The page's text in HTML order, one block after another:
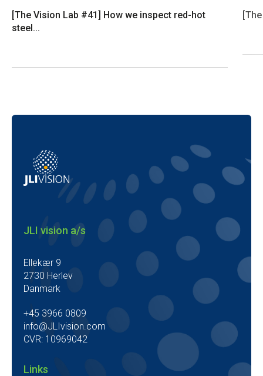
[The Vision Lab #41] How we inspect red-hot
steel...
JLI vision a/s
Ellekær 9
2730 Herlev
Danmark
+45 3966 0809
info@JLIvision.com
CVR: 10969042
Links